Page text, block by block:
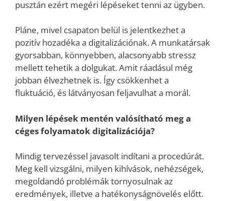
pusztán ezért megéri lépéseket tenni az ügyben.
Pláne, mivel csapaton belül is jelentkezhet a
pozitív hozadéka a digitalizációnak. A munkatársak
gyorsabban, könnyebben, alacsonyabb stressz
mellett tehetik a dolgukat. Amit ráadásul még
jobban élvezhetnek is. Így csökkenhet a
fluktuáció, és látványosan feljavulhat a morál.
Milyen lépések mentén valósítható meg a
céges folyamatok digitalizációja?
Mindig tervezéssel javasolt indítani a procedúrát.
Meg kell vizsgálni, milyen kihívások, nehézségek,
megoldandó problémák tornyosulnak az
eredmények, illetve a hatékonyságnövelés előtt.